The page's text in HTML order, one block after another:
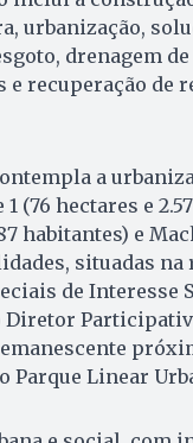
urbanização,
drenagem
recuperação de
a
hectares e
habitantes) e
situadas
de Interesse
Parque Linear